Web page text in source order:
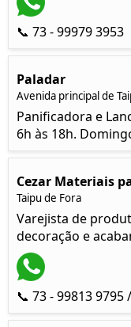
📞 73 - 99979 3953
Paladar
Avenida principal de
Panificadora e
6h às 18h.
Cezar Materiais
Taipu de Fora
Varejista de
decoração e
📞 73 - 99813 9795